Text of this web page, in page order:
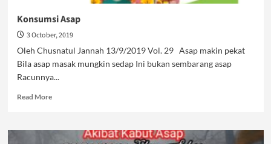
Konsumsi Asap
3 October, 2019
Oleh Chusnatul Jannah 13/9/2019 Vol. 29 Asap makin pekat
Bila asap masak mungkin sedap Ini bukan sembarang asap
Racunnya...
Read MoreRead
Konsumsi
Asap